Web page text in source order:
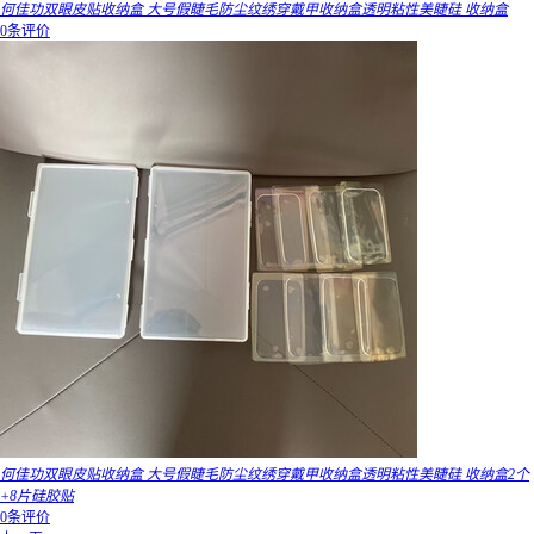
何佳功双眼皮贴收纳盒 大号假睫毛防尘纹绣穿戴甲收纳盒透明粘性美睫硅 收纳盒
0条评价
何佳功双眼皮贴收纳盒 大号假睫毛防尘纹绣穿戴甲收纳盒透明粘性美睫硅 收纳盒2个
+8片硅胶贴
0条评价